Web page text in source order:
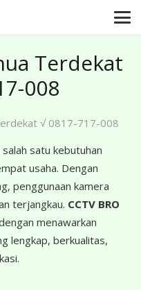
Terdekat
008
√ 0817-717-008
satu kebutuhan
usaha. Dengan
penggunaan kamera
terjangkau. CCTV BRO
menawarkan
lengkap, berkualitas,